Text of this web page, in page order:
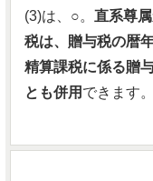
(3)は、○。 直系尊
税は、贈与税の暦
精算課税に係る贈
とも併用 できます。